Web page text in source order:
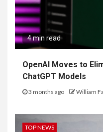
4 min read
OpenAI Moves to
ChatGPT Models
3 months ago William
TOP NEWS